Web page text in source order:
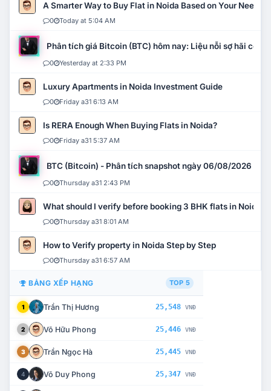
A Smarter Way to Buy Flat in Noida Based on Your Needs
0 Today at 5:04 AM
Phân tích giá Bitcoin (BTC) hôm nay: Liệu nỗi sợ hãi có
0 Yesterday at 2:33 PM
Luxury Apartments in Noida Investment Guide
0 Friday a31 6:13 AM
Is RERA Enough When Buying Flats in Noida?
0 Friday a31 5:37 AM
BTC (Bitcoin) - Phân tích snapshot ngày 06/08/2026
0 Thursday a31 2:43 PM
What should I verify before booking 3 BHK flats in Noida?
0 Thursday a31 8:01 AM
How to Verify property in Noida Step by Step
0 Thursday a31 6:57 AM
BẢNG XẾP HẠNG TOP 5
1 Trần Thị Hương 25,548 VNĐ
2 Võ Hữu Phong 25,446 VNĐ
3 Trần Ngọc Hà 25,445 VNĐ
4 Võ Duy Phong 25,347 VNĐ